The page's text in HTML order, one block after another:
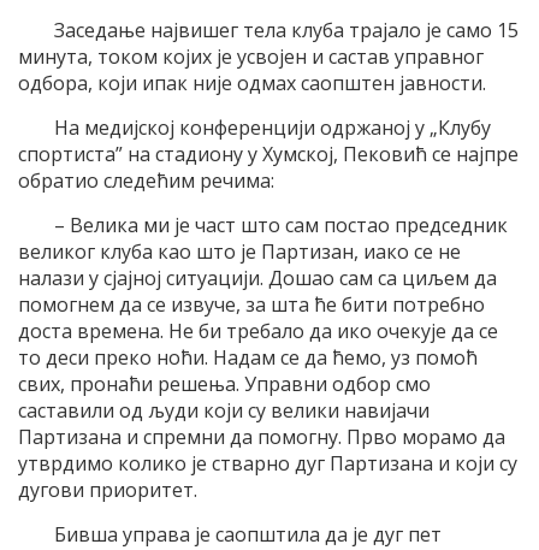
Заседање највишег тела клуба трајало је само 15
минута, током којих је усвојен и састав управног
одбора, који ипак није одмах саопштен јавности.
На медијској конференцији одржаној у „Клубу
спортиста” на стадиону у Хумској, Пековић се најпре
обратио следећим речима:
– Велика ми је част што сам постао председник
великог клуба као што је Партизан, иако се не
налази у сјајној ситуацији. Дошао сам са циљем да
помогнем да се извуче, за шта ће бити потребно
доста времена. Не би требало да ико очекује да се
то деси преко ноћи. Надам се да ћемо, уз помоћ
свих, пронаћи решења. Управни одбор смо
саставили од људи који су велики навијачи
Партизана и спремни да помогну. Прво морамо да
утврдимо колико је стварно дуг Партизана и који су
дугови приоритет.
Бивша управа је саопштила да је дуг пет